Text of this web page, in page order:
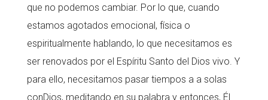
que no podemos cambiar. Por lo que, cuando
estamos agotados emocional, física o
espiritualmente hablando, lo que necesitamos es
ser renovados por el Espíritu Santo del Dios vivo. Y
para ello, necesitamos pasar tiempos a a solas
conDios, meditando en su palabra y entonces, Él